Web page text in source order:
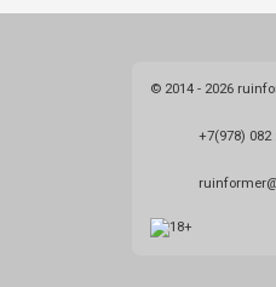
© 2014 - 2026
+7(978) 082